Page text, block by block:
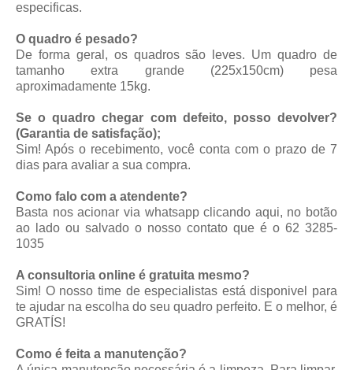
especificas.
O quadro é pesado?
De forma geral, os quadros são leves. Um quadro de
tamanho extra grande (225x150cm) pesa
aproximadamente 15kg.
Se o quadro chegar com defeito, posso devolver?
(Garantia de satisfação);
Sim! Após o recebimento, você conta com o prazo de 7
dias para avaliar a sua compra.
Como falo com a atendente?
Basta nos acionar via whatsappclicando aqui, no botão
ao lado ou salvado o nosso contato que é o 62 3285-
1035
A consultoria online é gratuita mesmo?
Sim! O nosso time de especialistas está disponivel para
te ajudar na escolha do seu quadro perfeito. E o melhor, é
GRATÍS!
Como é feita a manutenção?